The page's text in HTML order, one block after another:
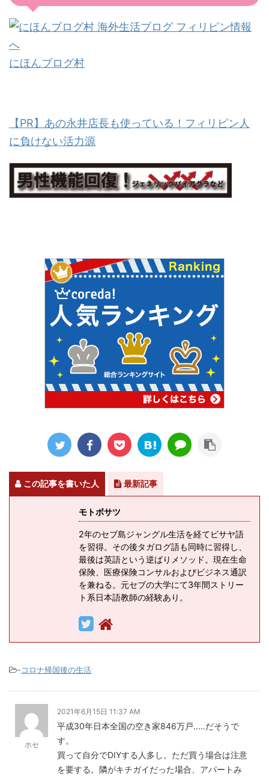
にほんブログ村
【PR】あの永井店長も使っている！フィリピン人
に負けない活力源
この記事を書いた人 最新記事
モトボサツ
2年のセブ島ジャングル生活を経てビサヤ語
を習得。その後タガログ語も同時に習得し、
最後は英語という逆ばりメソッド。現在生命
保険、医療保険コンサルおよびビジネス通訳
を兼ねる。元セブの大学にて3年間ストリー
ト系日本語教師の経験あり。
-コロナ帰国後の生活
ホセ
2021年6月15日 11:37 AM
平成30年日本全国の空き家846万戸.....だそうで
す。
買って自分でDIYする人多し。ただ買う場合は注意
を要する。隣がキチガイだった場合、アパートみ